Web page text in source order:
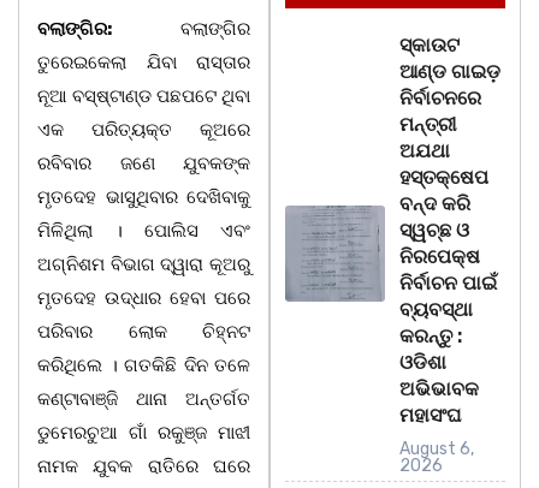
ବଲାଙ୍ଗିର: ବଲାଙ୍ଗିର
ତୁରେଇକେଲା ଯିବା ରାସ୍ତାର
ନୂଆ ବସ୍‌ଷ୍ଟାଣ୍ଡ ପଛପଟେ ଥିବା
ଏକ ପରିତ୍ୟକ୍ତ କୂଅରେ
ରବିବାର ଜଣେ ଯୁବକଙ୍କ
ମୃତଦେହ ଭାସୁଥିବାର ଦେଖିବାକୁ
ମିଳିଥିଲା । ପୋଲିସ ଏବଂ
ଅଗ୍ନିଶମ ବିଭାଗ ଦ୍ୱାରା କୂଅରୁ
ମୃତଦେହ ଉଦ୍ଧାର ହେବା ପରେ
ପରିବାର ଲୋକ ଚିହ୍ନଟ
କରିଥିଲେ । ଗତକିଛି ଦିନ ତଳେ
କଣ୍ଟାବାଞ୍ଜି ଥାନା ଅନ୍ତର୍ଗତ
ଡୁମେରଚୁଆ ଗାଁ ରକୁଞ୍ଜ ମାଝୀ
ନାମକ ଯୁବକ ରାତିରେ ଘରେ
ସ୍କାଉଟ
ଆଣ୍ଡ ଗାଇଡ଼
ନିର୍ବାଚନରେ
ମନ୍ତ୍ରୀ
ଅଯଥା
ହସ୍ତକ୍ଷେପ
ବନ୍ଦ କରି
ସ୍ୱଚ୍ଛ ଓ
ନିରପେକ୍ଷ
ନିର୍ବାଚନ ପାଇଁ
ବ୍ୟବସ୍ଥା
କରନ୍ତୁ :
ଓଡିଶା
ଅଭିଭାବକ
ମହାସଂଘ
August 6,
2026